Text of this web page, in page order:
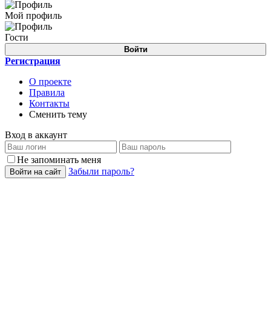
Мой профиль
Гости
Войти
Регистрация
О проекте
Правила
Контакты
Сменить тему
Вход в аккаунт
Не запоминать меня
Войти на сайт Забыли пароль?